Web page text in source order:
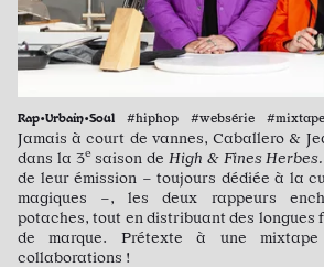
Rap•Urbain•Soul #hiphop #websérie #mixtape
Jamais à court de vannes, Caballero &
dans la 3esaison de High & Fines Herbes.
de leur émission – toujours dédiée à la
magiques –, les deux rappeurs
potaches, tout en distribuant des longues
de marque. Prétexte à une mixtape
collaborations !